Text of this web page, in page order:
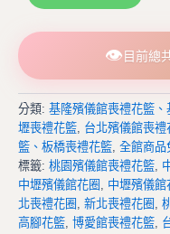
👁目前總
分類: 基隆殯儀館喪禮花籃、
壢喪禮花籃, 台北殯儀館喪
籃、板橋喪禮花籃, 全館商品
標籤: 桃園殯儀館喪禮花籃,
中壢殯儀館花圈 , 中壢殯儀館
北喪禮花圈 , 新北喪禮花圈 ,
高腳花籃, 博愛館喪禮花籃,